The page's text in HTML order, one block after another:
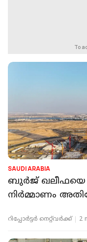
To
SAUDI ARABIA
ബുർജ് ഖലീഫയെ
നിർമ്മാണം
റിപ്പോർട്ടർ നെറ്റ്‌വര്‍ക്ക്‌ 2